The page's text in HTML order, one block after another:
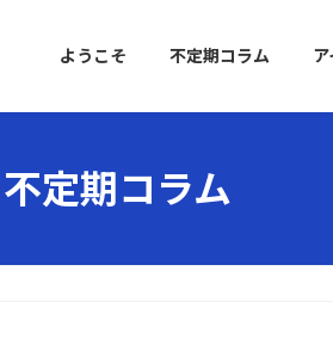
ようこそ 不定期コラム ア
不定期コラム